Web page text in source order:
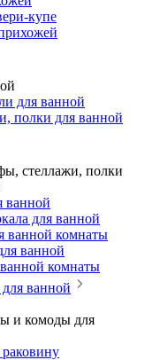
купе
для ванной
полки для ванной
стеллажи, полки
для ванной
ванной комнаты
ванной
комнаты
ванной
и комоды для